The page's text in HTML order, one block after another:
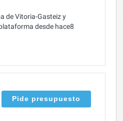
de Vitoria-Gasteiz y
desde hace8
Pide presupuesto